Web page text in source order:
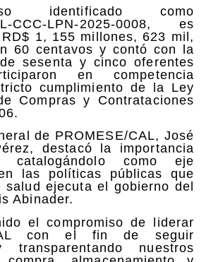
identificado como
CCC-LPN-2025-0008, es
1, 155 millones, 623 mil,
60 centavos y contó con la
sesenta y cinco oferentes
en competencia
cumplimiento de la Ley
Compras y Contrataciones
de PROMESE/CAL, José
destacó la importancia
catalogándolo como eje
las políticas públicas que
salud ejecuta el gobierno del
Abinader.
el compromiso de liderar
CAL con el fin de seguir
transparentando nuestros